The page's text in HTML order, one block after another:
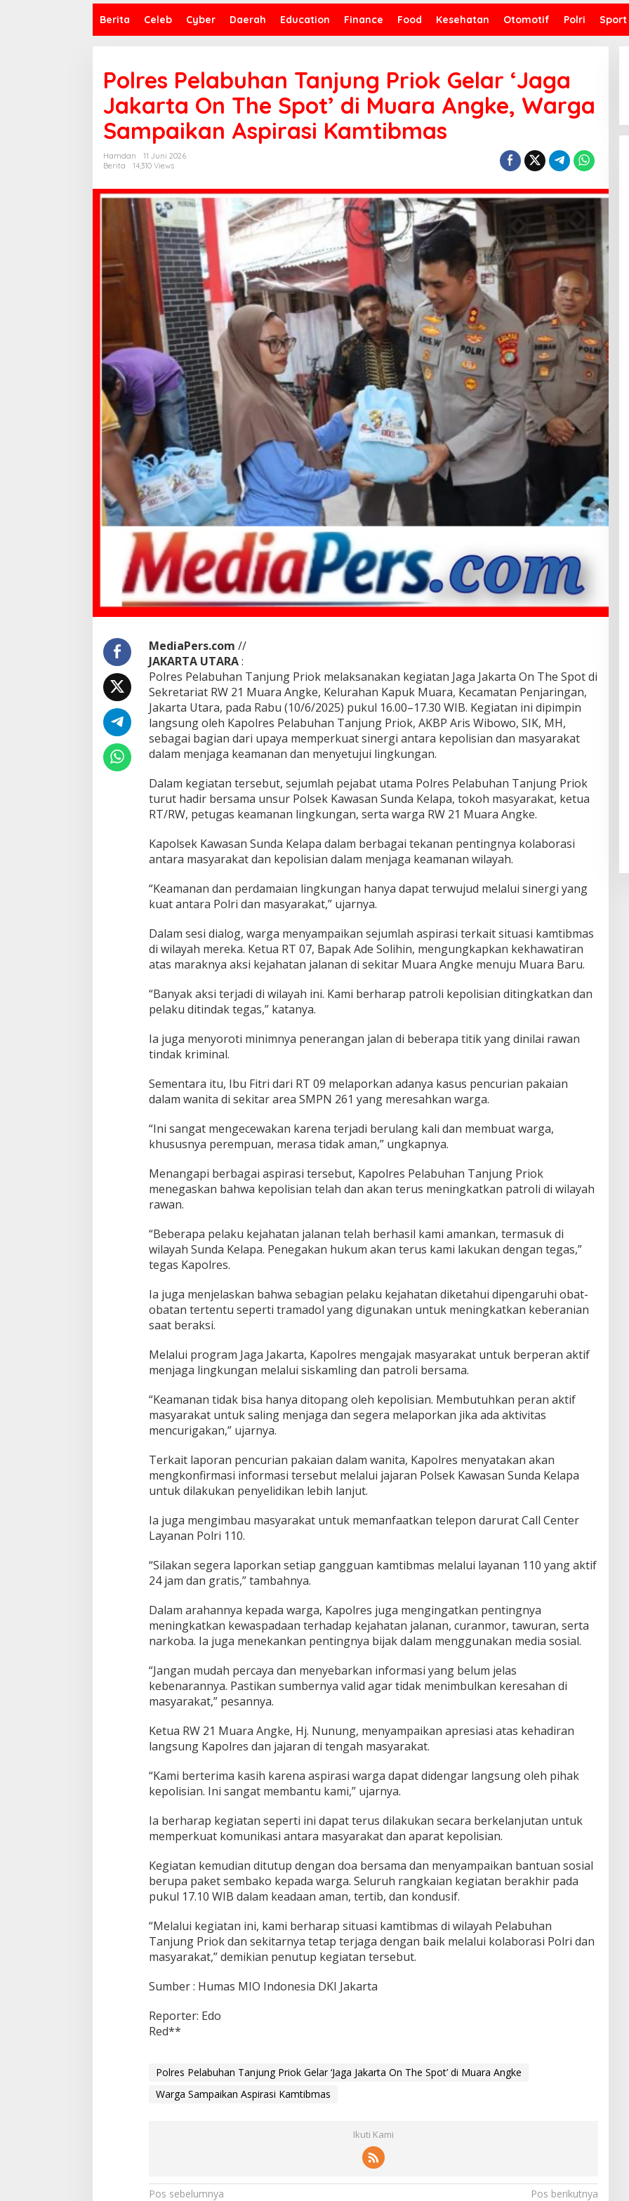
Berita Celeb Cyber Daerah Education Finance Food Kesehatan Otomotif Polri Sport
Polres Pelabuhan Tanjung Priok Gelar ‘Jaga
Jakarta On The Spot’ di Muara Angke, Warga
Sampaikan Aspirasi Kamtibmas
Hamdan
11 Juni 2026
Berita
14,310 Views
MediaPers.com //
JAKARTA UTARA:
Polres Pelabuhan Tanjung Priok melaksanakan kegiatan Jaga Jakarta On The Spot di
Sekretariat RW 21 Muara Angke, Kelurahan Kapuk Muara, Kecamatan Penjaringan,
Jakarta Utara, pada Rabu (10/6/2025) pukul 16.00–17.30 WIB. Kegiatan ini dipimpin
langsung oleh Kapolres Pelabuhan Tanjung Priok, AKBP Aris Wibowo, SIK, MH,
sebagai bagian dari upaya memperkuat sinergi antara kepolisian dan masyarakat
dalam menjaga keamanan dan menyetujui lingkungan.
Dalam kegiatan tersebut, sejumlah pejabat utama Polres Pelabuhan Tanjung Priok
turut hadir bersama unsur Polsek Kawasan Sunda Kelapa, tokoh masyarakat, ketua
RT/RW, petugas keamanan lingkungan, serta warga RW 21 Muara Angke.
Kapolsek Kawasan Sunda Kelapa dalam berbagai tekanan pentingnya kolaborasi
antara masyarakat dan kepolisian dalam menjaga keamanan wilayah.
“Keamanan dan perdamaian lingkungan hanya dapat terwujud melalui sinergi yang
kuat antara Polri dan masyarakat,” ujarnya.
Dalam sesi dialog, warga menyampaikan sejumlah aspirasi terkait situasi kamtibmas
di wilayah mereka. Ketua RT 07, Bapak Ade Solihin, mengungkapkan kekhawatiran
atas maraknya aksi kejahatan jalanan di sekitar Muara Angke menuju Muara Baru.
“Banyak aksi terjadi di wilayah ini. Kami berharap patroli kepolisian ditingkatkan dan
pelaku ditindak tegas,” katanya.
Ia juga menyoroti minimnya penerangan jalan di beberapa titik yang dinilai rawan
tindak kriminal.
Sementara itu, Ibu Fitri dari RT 09 melaporkan adanya kasus pencurian pakaian
dalam wanita di sekitar area SMPN 261 yang meresahkan warga.
“Ini sangat mengecewakan karena terjadi berulang kali dan membuat warga,
khususnya perempuan, merasa tidak aman,” ungkapnya.
Menangapi berbagai aspirasi tersebut, Kapolres Pelabuhan Tanjung Priok
menegaskan bahwa kepolisian telah dan akan terus meningkatkan patroli di wilayah
rawan.
“Beberapa pelaku kejahatan jalanan telah berhasil kami amankan, termasuk di
wilayah Sunda Kelapa. Penegakan hukum akan terus kami lakukan dengan tegas,”
tegas Kapolres.
Ia juga menjelaskan bahwa sebagian pelaku kejahatan diketahui dipengaruhi obat-
obatan tertentu seperti tramadol yang digunakan untuk meningkatkan keberanian
saat beraksi.
Melalui program Jaga Jakarta, Kapolres mengajak masyarakat untuk berperan aktif
menjaga lingkungan melalui siskamling dan patroli bersama.
“Keamanan tidak bisa hanya ditopang oleh kepolisian. Membutuhkan peran aktif
masyarakat untuk saling menjaga dan segera melaporkan jika ada aktivitas
mencurigakan,” ujarnya.
Terkait laporan pencurian pakaian dalam wanita, Kapolres menyatakan akan
mengkonfirmasi informasi tersebut melalui jajaran Polsek Kawasan Sunda Kelapa
untuk dilakukan penyelidikan lebih lanjut.
Ia juga mengimbau masyarakat untuk memanfaatkan telepon darurat Call Center
Layanan Polri 110.
“Silakan segera laporkan setiap gangguan kamtibmas melalui layanan 110 yang aktif
24 jam dan gratis,” tambahnya.
Dalam arahannya kepada warga, Kapolres juga mengingatkan pentingnya
meningkatkan kewaspadaan terhadap kejahatan jalanan, curanmor, tawuran, serta
narkoba. Ia juga menekankan pentingnya bijak dalam menggunakan media sosial.
“Jangan mudah percaya dan menyebarkan informasi yang belum jelas
kebenarannya. Pastikan sumbernya valid agar tidak menimbulkan keresahan di
masyarakat,” pesannya.
Ketua RW 21 Muara Angke, Hj. Nunung, menyampaikan apresiasi atas kehadiran
langsung Kapolres dan jajaran di tengah masyarakat.
“Kami berterima kasih karena aspirasi warga dapat didengar langsung oleh pihak
kepolisian. Ini sangat membantu kami,” ujarnya.
Ia berharap kegiatan seperti ini dapat terus dilakukan secara berkelanjutan untuk
memperkuat komunikasi antara masyarakat dan aparat kepolisian.
Kegiatan kemudian ditutup dengan doa bersama dan menyampaikan bantuan sosial
berupa paket sembako kepada warga. Seluruh rangkaian kegiatan berakhir pada
pukul 17.10 WIB dalam keadaan aman, tertib, dan kondusif.
“Melalui kegiatan ini, kami berharap situasi kamtibmas di wilayah Pelabuhan
Tanjung Priok dan sekitarnya tetap terjaga dengan baik melalui kolaborasi Polri dan
masyarakat,” demikian penutup kegiatan tersebut.
Sumber : Humas MIO Indonesia DKI Jakarta
Reporter: Edo
Red**
Polres Pelabuhan Tanjung Priok Gelar ‘Jaga Jakarta On The Spot’ di Muara Angke
Warga Sampaikan Aspirasi Kamtibmas
Ikuti Kami
Pos sebelumnya
Pos berikutnya